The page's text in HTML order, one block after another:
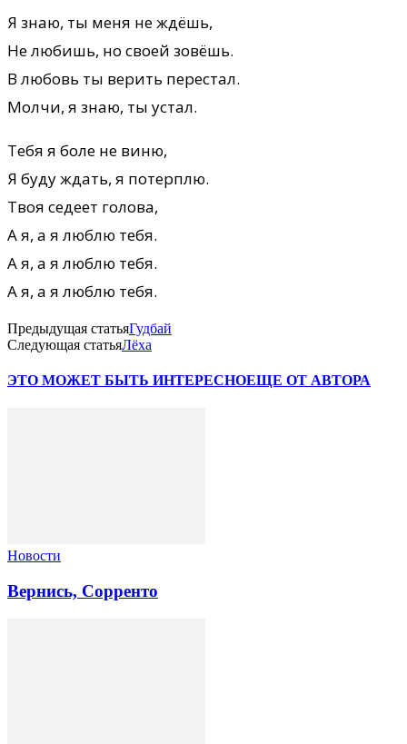
Я знаю, ты меня не ждёшь,
Не любишь, но своей зовёшь.
В любовь ты верить перестал.
Молчи, я знаю, ты устал.
Тебя я боле не виню,
Я буду ждать, я потерплю.
Твоя седеет голова,
А я, а я люблю тебя.
А я, а я люблю тебя.
А я, а я люблю тебя.
Предыдущая статьяГудбай
Следующая статьяЛёха
ЭТО МОЖЕТ БЫТЬ ИНТЕРЕСНОЕЩЕ ОТ АВТОРА
Новости
Вернись, Сорренто